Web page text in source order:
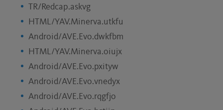
TR/Redcap.askvg
HTML/YAV.Minerva.utkfu
Android/AVE.Evo.dwkfbm
HTML/YAV.Minerva.oiujx
Android/AVE.Evo.pxityw
Android/AVE.Evo.vnedyx
Android/AVE.Evo.rqgfjo